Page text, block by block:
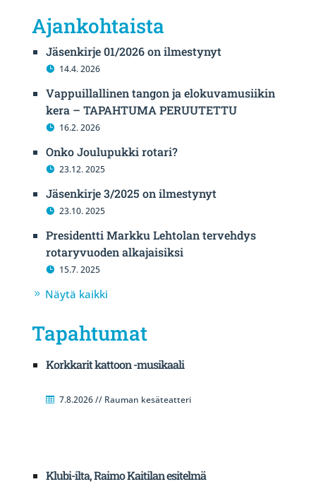
Ajankohtaista
Jäsenkirje 01/2026 on ilmestynyt
14.4. 2026
Vappuillallinen tangon ja elokuvamusiikin
kera – TAPAHTUMA PERUUTETTU
16.2. 2026
Onko Joulupukki rotari?
23.12. 2025
Jäsenkirje 3/2025 on ilmestynyt
23.10. 2025
Presidentti Markku Lehtolan tervehdys
rotaryvuoden alkajaisiksi
15.7. 2025
Näytä kaikki
Tapahtumat
Korkkarit kattoon -musikaali
7.8.2026 // Rauman kesäteatteri
Klubi-ilta, Raimo Kaitilan esitelmä